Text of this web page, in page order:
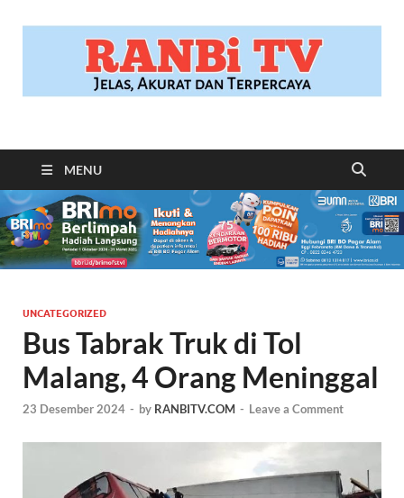
RANBITV.COM
MENU
UNCATEGORIZED
Bus Tabrak Truk di Tol
Malang, 4 Orang Meninggal
23 Desember 2024 - by RANBITV.COM - Leave a Comment